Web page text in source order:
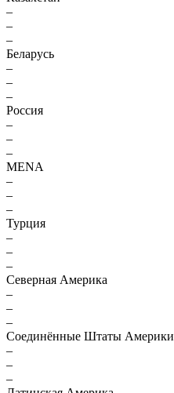
–
–
–
Беларусь
–
–
–
Россия
–
–
–
MENA
–
–
–
Турция
–
–
–
Северная Америка
–
–
–
Соединённые Штаты Америки
–
–
–